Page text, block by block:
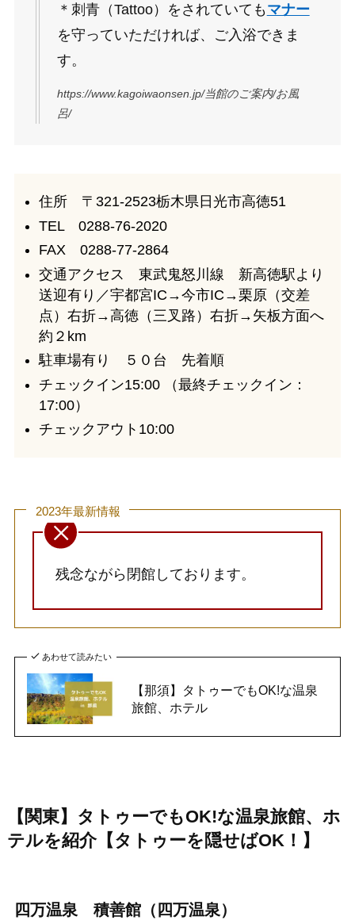
＊刺青（Tattoo）をされていても マナー
を守っていただければ、ご入浴できま
す。
https://www.kagoiwaonsen.jp/当館のご案内/お風
呂/
住所 〒321-2523栃木県日光市高徳51
TEL 0288-76-2020
FAX 0288-77-2864
交通アクセス 東武鬼怒川線 新高徳駅より
送迎有り／宇都宮IC→今市IC→栗原（交差
点）右折→高徳（三叉路）右折→矢板方面へ
約２km
駐車場有り ５０台 先着順
チェックイン15:00 （最終チェックイン：
17:00）
チェックアウト10:00
2023年最新情報
残念ながら閉館しております。
あわせて読みたい
【那須】タトゥーでもOK!な温泉
旅館、ホテル
【関東】タトゥーでもOK!な温泉旅館、ホ
テルを紹介【タトゥーを隠せばOK！】
四万温泉 積善館（四万温泉）